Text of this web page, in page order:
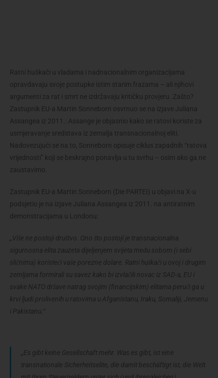
Ratni huškači u vladama i nadnacionalnim organizacijama
opravdavaju svoje postupke istim starim frazama – ali njihovi
argumenti za rat i smrt ne izdržavaju kritičku provjeru. Zašto?
Zastupnik EU-a Martin Sonneborn osvrnuo se na izjave Juliana
Assangea iz 2011.: Assange je objasnio kako se ratovi koriste za
usmjeravanje sredstava iz zemalja transnacionalnoj eliti.
Nadovezujući se na to, Sonneborn opisuje ciklus zapadnih “ratova
vrijednosti” koji se beskrajno ponavlja u tu svrhu – osim ako ga ne
zaustavimo.
Zastupnik EU-a Martin Sonneborn (Die PARTEI) u objavi na X-u
podsjetio je na izjave Juliana Assangea iz 2011. na antiratnim
demonstracijama u Londonu:
„Više ne postoji društvo. Ono što postoji je transnacionalna
sigurnosna elita zauzeta dijeljenjem svijeta među sobom (i sebi
sličnima) koristeći vaše porezne dolare. Ratni huškači u ovoj i drugim
zemljama formirali su savez kako bi izvlačili novac iz SAD-a, EU i
svake NATO države natrag svojim (financijskim) elitama perući ga u
krvi ljudi prolivenih u ratovima u Afganistanu, Iraku, Somaliji, Jemenu
i Pakistanu.“
„Es gibt keine Gesellschaft mehr. Was es gibt, ist eine
transnationale Sicherheitselite, die damit beschäftigt ist, die Welt